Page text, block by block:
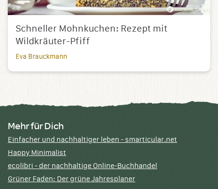
Schneller Mohnkuchen: Rezept mit
Wildkräuter-Pfiff
Eva Brauckmann
Mehr für Dich
Einfacher und nachhaltiger leben - smarticular.net
Happy Minimalist
ecolibri - der nachhaltige Online-Buchhandel
Grüner Faden: Der grüne Jahresplaner